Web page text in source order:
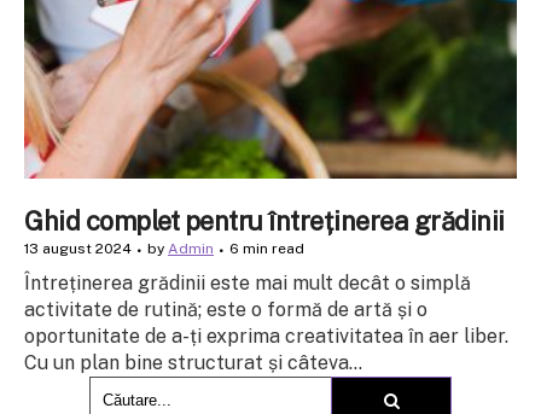
Ghid complet pentru întreținerea grădinii
13 august 2024 by Admin 6 min read
Întreținerea grădinii este mai mult decât o simplă
activitate de rutină; este o formă de artă și o
oportunitate de a-ți exprima creativitatea în aer liber.
Cu un plan bine structurat și câteva...